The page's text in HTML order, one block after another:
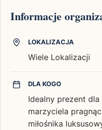
Informacje
LOKALIZACJA
Wiele Lokalizacji
DLA KOGO
Idealny prezent
marzyciela
miłośnika